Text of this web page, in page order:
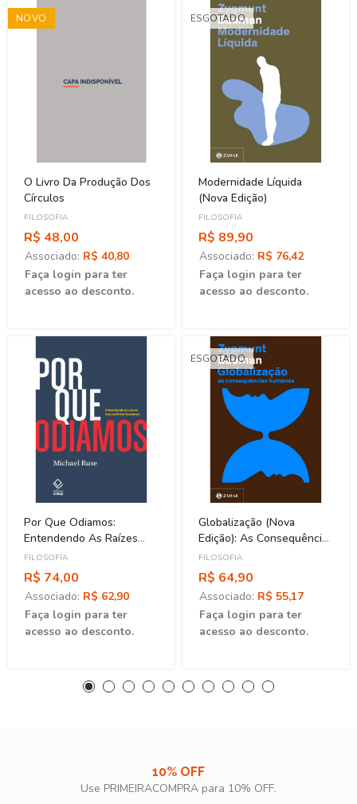
NOVO
O Livro Da Produção Dos
Círculos
FILOSOFIA
R$ 48,00
Associado: R$ 40,80
Faça login para ter
acesso ao desconto.
Por Que Odiamos:
Entendendo As Raízes
Dos Conflitos Humanos
FILOSOFIA
R$ 74,00
Associado: R$ 62,90
Faça login para ter
acesso ao desconto.
ESGOTADO
Modernidade Líquida
(Nova Edição)
FILOSOFIA
R$ 89,90
Associado: R$ 76,42
Faça login para ter
acesso ao desconto.
ESGOTADO
Globalização (Nova
Edição): As Consequências
Humana
FILOSOFIA
R$ 64,90
Associado: R$ 55,17
Faça login para ter
acesso ao desconto.
10% OFF
Use PRIMEIRACOMPRA para 10% OFF.​